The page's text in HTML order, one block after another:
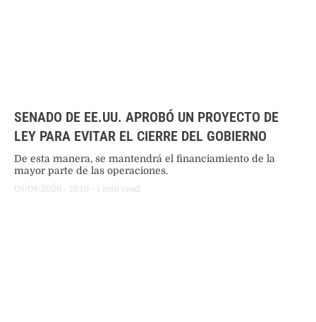
SENADO DE EE.UU. APROBÓ UN PROYECTO DE
LEY PARA EVITAR EL CIERRE DEL GOBIERNO
De esta manera, se mantendrá el financiamiento de la
mayor parte de las operaciones.
08/08/2026 - 19:10 - 1 min read